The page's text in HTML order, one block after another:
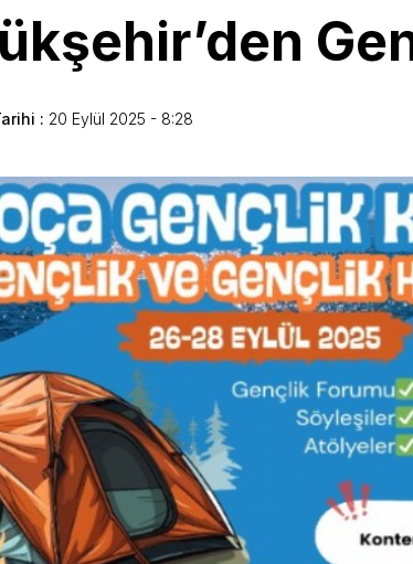
: 20 Eylül 2025 - 8:28